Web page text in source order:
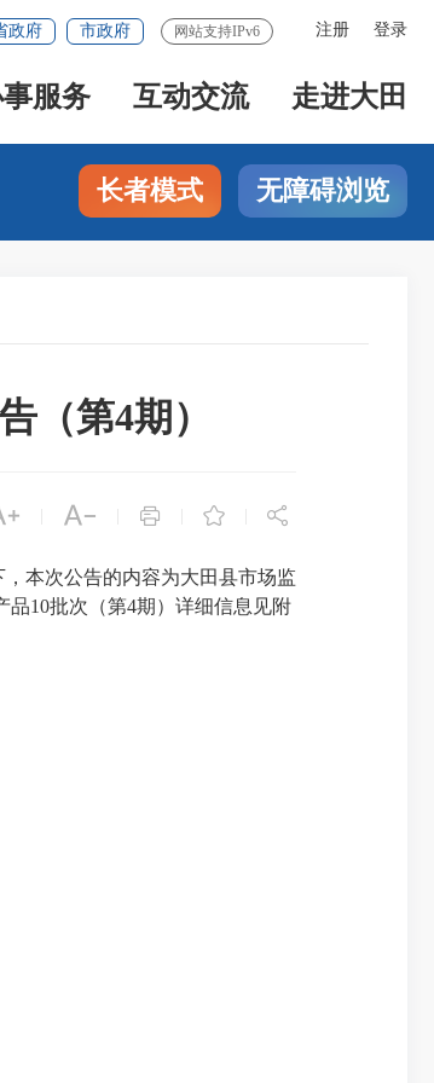
注册 登录
政府 市政府 网站支持IPv6
服务 互动交流 走进大田
长者模式 无障碍浏览
（第4期）
   
本次公告的内容为大田县市场监
品10批次（第4期）详细信息见附